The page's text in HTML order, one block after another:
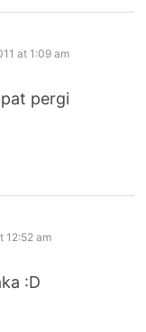
at 1:09 am
pergi
12:52 am
:D